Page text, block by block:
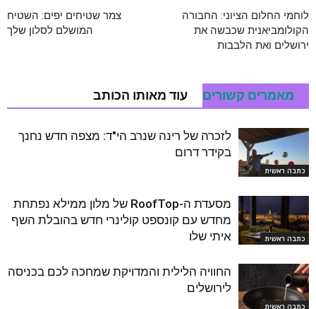
לוחמי החלום הציוני: החבורה
הקולומביאנית שכבשה את
ירושלים ואת הלבבות
צמר שטיחים יפים: השטיח
המושלם לסלון שלך
מאמרים קשורים עוד מאותו הכותב
כתבה ראשית
לזכרה של רינה שנרב הי"ד: מצפה חדש נחנך
בקידר דרום
כתבה ראשית
מסעדת ה-RoofTop של מלון ממילא נפתחת
מחדש עם קונספט קולינרי חדש בהובלת השף
איתי שלו
כתבה ראשית
החוויה הלילית והמדויקת שמחכה לכם בכניסה
לירושלים